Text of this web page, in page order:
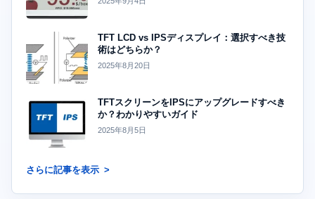
TFT LCD vs IPSディスプレイ：選択すべき技
術はどちらか？
2025年8月20日
TFTスクリーンをIPSにアップグレードすべき
か？わかりやすいガイド
2025年8月5日
さらに記事を表示